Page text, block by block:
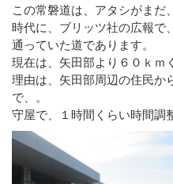
この常磐道は、アタシがまだ
時代に、ブリッツ社の広報で
通っていた道であります。
現在は、矢田部より６０ｋｍ
理由は、矢田部周辺の住民か
で、。
守屋で、１時間くらい時間調